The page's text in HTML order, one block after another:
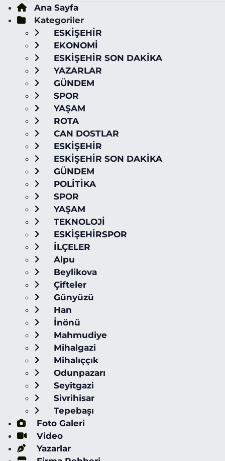
Ana Sayfa
Kategoriler
ESKİŞEHİR
EKONOMİ
ESKİŞEHİR SON DAKİKA
YAZARLAR
GÜNDEM
SPOR
YAŞAM
ROTA
CAN DOSTLAR
ESKİŞEHİR
ESKİŞEHİR SON DAKİKA
GÜNDEM
POLİTİKA
SPOR
YAŞAM
TEKNOLOJİ
ESKİŞEHİRSPOR
İLÇELER
Alpu
Beylikova
Çifteler
Günyüzü
Han
İnönü
Mahmudiye
Mihalgazi
Mihalıççık
Odunpazarı
Seyitgazi
Sivrihisar
Tepebaşı
Foto Galeri
Video
Yazarlar